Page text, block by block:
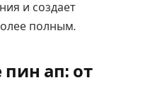
и создает
полным.
пин ап: от